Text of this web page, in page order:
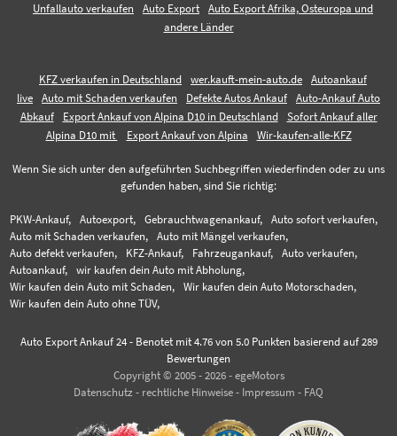
Unfallauto verkaufen Auto Export
Auto Export Afrika, Osteuropa und
andere Länder
KFZ verkaufen in Deutschland wer.kauft-mein-auto.de
Autoankauf
live
Auto mit Schaden verkaufen Defekte Autos Ankauf
Auto-Ankauf Auto
Abkauf
Export Ankauf von Alpina D10 in Deutschland
Sofort Ankauf aller
Alpina D10 mit
Export Ankauf von Alpina Wir-kaufen-alle-KFZ
Wenn Sie sich unter den aufgeführten Suchbegriffen wiederfinden oder zu uns
gefunden haben, sind Sie richtig:
PKW-Ankauf, Autoexport, Gebrauchtwagenankauf,
Auto sofort verkaufen,
Auto mit Schaden verkaufen,
Auto mit Mängel verkaufen,
Auto defekt verkaufen,
KFZ-Ankauf, Fahrzeugankauf,
Auto verkaufen,
Autoankauf,
wir kaufen dein Auto mit Abholung,
Wir kaufen dein Auto mit Schaden,
Wir kaufen dein Auto Motorschaden,
Wir kaufen dein Auto ohne TÜV,
Auto Export Ankauf 24- Benotet mit 4.76von 5.0 Punkten basierend auf 289
Bewertungen
Copyright © 2005 - 2026 - egeMotors
Datenschutz - rechtliche Hinweise - Impressum - FAQ